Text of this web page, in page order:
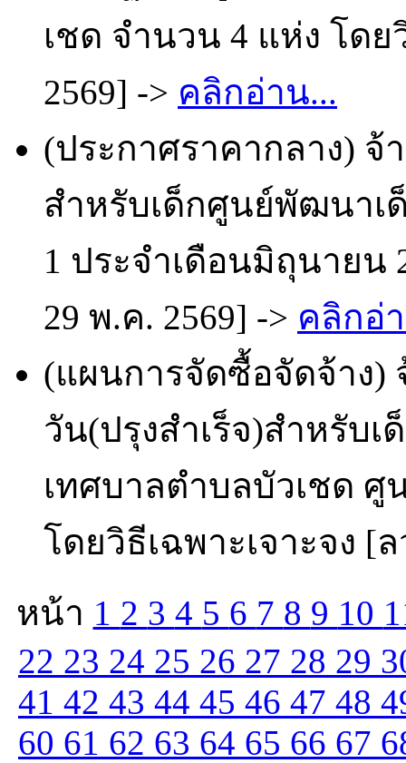
เชด จำนวน 4 แห่ง โดย
2569] -> คลิกอ่าน...
(ประกาศราคากลาง) จ้
สำหรับเด็กศูนย์พัฒนาเ
1 ประจำเดือนมิถุนายน
29 พ.ค. 2569] -> คลิกอ่
(แผนการจัดซื้อจัดจ้าง)
วัน(ปรุงสำเร็จ)สำหรับ
เทศบาลตำบลบัวเชด ศู
โดยวิธีเฉพาะเจาะจง [
หน้า 1 2 3 4 5 6 7 8 9 10
22 23 24 25 26 27 28 29
41 42 43 44 45 46 47 48
60 61 62 63 64 65 66 67